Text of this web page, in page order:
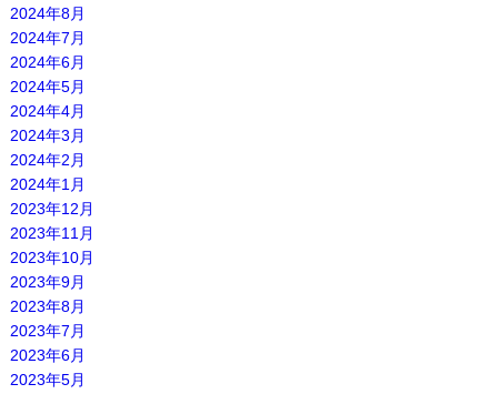
2024年8月
2024年7月
2024年6月
2024年5月
2024年4月
2024年3月
2024年2月
2024年1月
2023年12月
2023年11月
2023年10月
2023年9月
2023年8月
2023年7月
2023年6月
2023年5月